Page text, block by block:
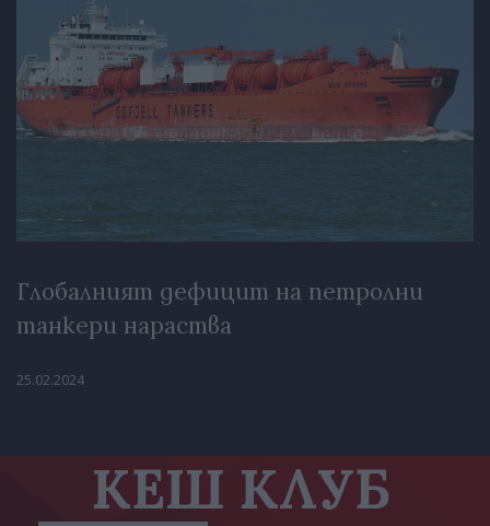
Глобалният дефицит на петролни
танкери нараства
25.02.2024
КЕШ КЛУБ